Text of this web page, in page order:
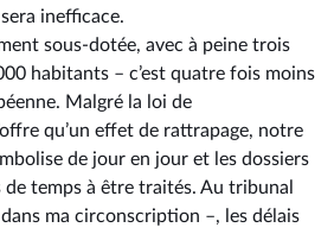
inefficace.
sous-dotée, avec à peine trois
habitants –⁠ c’est quatre fois moins
Malgré la loi de
qu’un effet de rattrapage, notre
de jour en jour et les dossiers
temps à être traités. Au tribunal
ma circonscription –, les délais